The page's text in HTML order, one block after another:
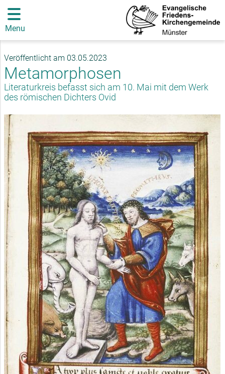
Menu
Veröffentlicht am 03.05.2023
Metamorphosen
Literaturkreis befasst sich am 10. Mai mit dem Werk
des römischen Dichters Ovid